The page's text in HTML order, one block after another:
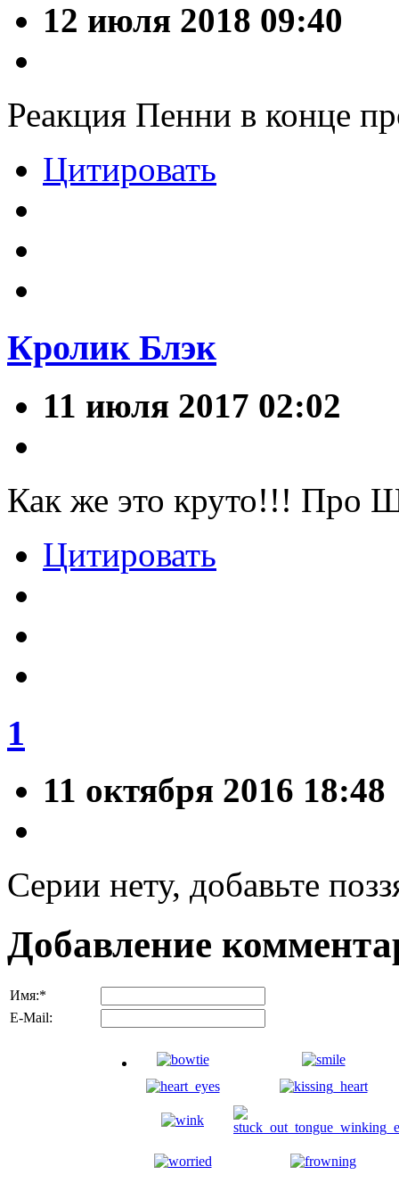
12 июля 2018 09:40
Реакция Пенни в конце
Цитировать
Кролик Блэк
11 июля 2017 02:02
Как же это круто!!! Про
Цитировать
1
11 октября 2016 18:48
Серии нету, добавьте
Добавление
Имя:*
E-Mail: